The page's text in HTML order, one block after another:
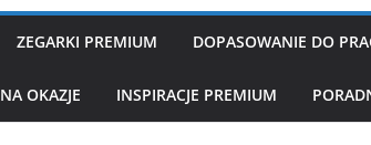
ZEGARKI PREMIUM DOPASOWANIE DO
NA OKAZJE INSPIRACJE PREMIUM